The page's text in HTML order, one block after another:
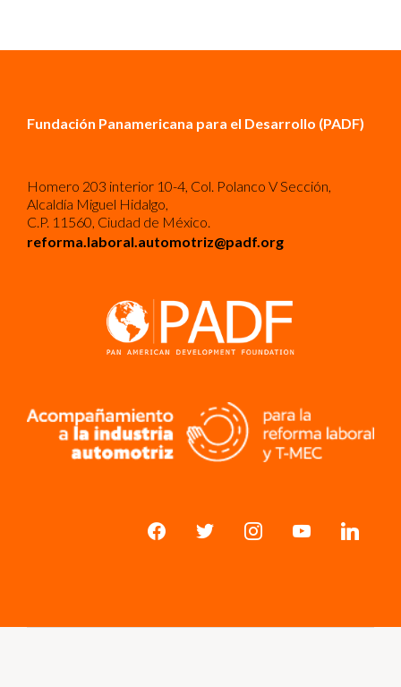
Fundación Panamericana para el Desarrollo (PADF)
Homero 203 interior 10-4, Col. Polanco V Sección,
Alcaldía Miguel Hidalgo,
C.P. 11560, Ciudad de México.
reforma.laboral.automotriz@padf.org